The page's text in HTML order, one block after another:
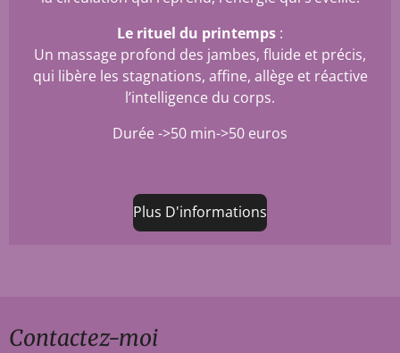
Le rituel du printemps :
Un massage profond des jambes, fluide et précis,
qui libère les stagnations, affine, allège et réactive
l’intelligence du corps.
Durée ->50 min->50 euros
Plus D'informations
Contactez-moi